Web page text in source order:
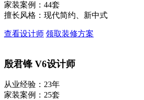
家装案例：44套
擅长风格：现代简约、新中式
查看设计师 领取装修方案
殷君锋 V6设计师
从业经验：23年
家装案例：25套